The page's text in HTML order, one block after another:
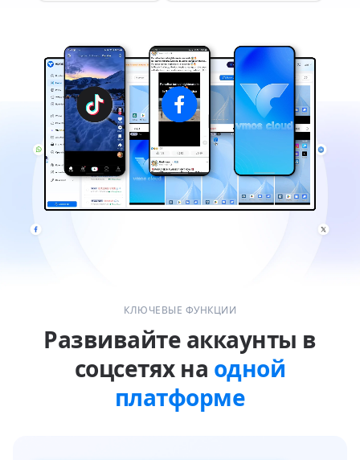
КЛЮЧЕВЫЕ ФУНКЦИИ
Развивайте аккаунты в
соцсетях на одной
платформе